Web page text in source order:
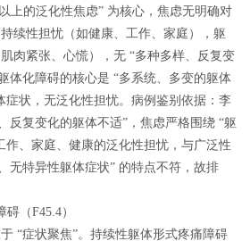
上的泛化性焦虑” 为核心，焦虑无明确对
续性担忧（如健康、工作、家庭），躯
肉紧张、心慌），无 “多种多样、反复变
体化障碍的核心是 “多系统、多变的躯体
症状，无泛化性担忧。病例鉴别依据：李
反复变化的躯体不适”，焦虑严格围绕 “躯
作、家庭、健康的泛化性担忧，与广泛性
无特异性躯体症状” 的特点不符，故排
（F45.4）
“症状聚焦”。持续性躯体形式疼痛障碍